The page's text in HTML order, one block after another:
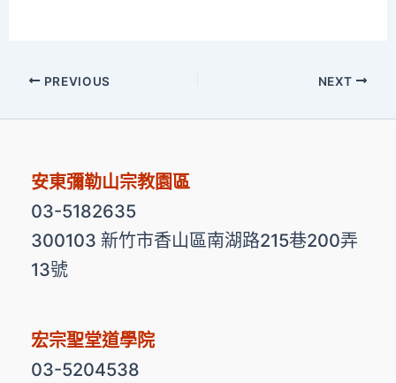
PREVIOUS NEXT
安東彌勒山宗教園區
03-5182635
300103 新竹市香山區南湖路215巷200弄
13號
宏宗聖堂道學院
03-5204538